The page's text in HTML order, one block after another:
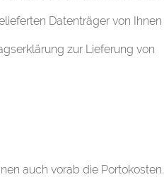
Datenträger von Ihnen
zur Lieferung von
auch vorab die Portokosten.